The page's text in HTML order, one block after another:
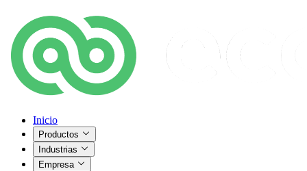
Inicio
Productos
Industrias
Empresa